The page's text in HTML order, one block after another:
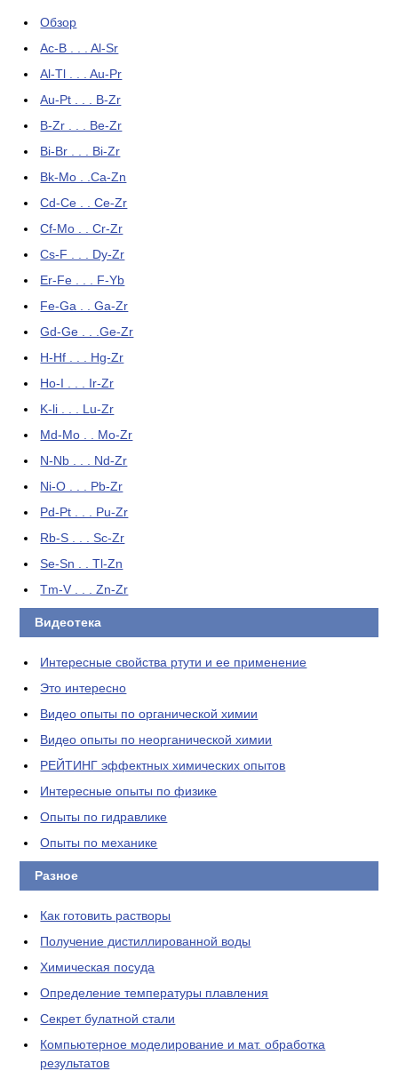
Обзор
Ac-B . . . Al-Sr
Al-Tl . . . Au-Pr
Au-Pt . . . B-Zr
B-Zr . . . Be-Zr
Bi-Br . . . Bi-Zr
Bk-Mo . .Ca-Zn
Cd-Ce . . Ce-Zr
Cf-Mo . . Cr-Zr
Cs-F . . . Dy-Zr
Er-Fe . . . F-Yb
Fe-Ga . . Ga-Zr
Gd-Ge . . .Ge-Zr
H-Hf . . . Hg-Zr
Ho-I . . . Ir-Zr
K-li . . . Lu-Zr
Md-Mo . . Mo-Zr
N-Nb . . . Nd-Zr
Ni-O . . . Pb-Zr
Pd-Pt . . . Pu-Zr
Rb-S . . . Sc-Zr
Se-Sn . . Tl-Zn
Tm-V . . . Zn-Zr
Видеотека
Интересные свойства ртути и ее применение
Это интересно
Видео опыты по органической химии
Видео опыты по неорганической химии
РЕЙТИНГ эффектных химических опытов
Интересные опыты по физике
Опыты по гидравлике
Опыты по механике
Разное
Как готовить растворы
Получение дистиллированной воды
Химическая посуда
Определение температуры плавления
Секрет булатной стали
Компьютерное моделирование и мат. обработка
результатов